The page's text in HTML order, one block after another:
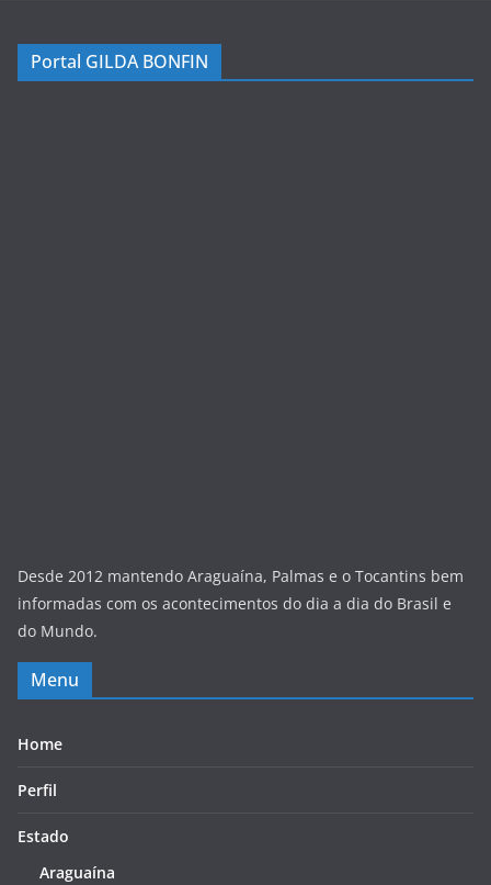
Portal GILDA BONFIN
Desde 2012 mantendo Araguaína, Palmas e o Tocantins bem
informadas com os acontecimentos do dia a dia do Brasil e
do Mundo.
Menu
Home
Perfil
Estado
Araguaína